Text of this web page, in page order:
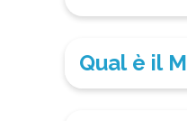
Qual è il